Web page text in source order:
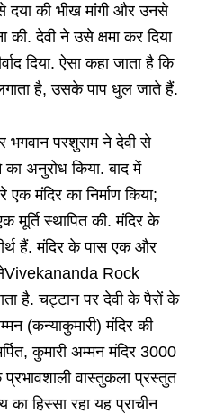
दया की भीख मांगी और उनसे
की. देवी ने उसे क्षमा कर दिया
दिया. ऐसा कहा जाता है कि
है, उसके पाप धुल जाते हैं.
परशुराम ने देवी से
अनुरोध किया. बाद में
मंदिर का निर्माण किया;
मूर्ति स्थापित की. मंदिर के
हैं. मंदिर के पास एक और
Rock
है. चट्टान पर देवी के पैरों के
(कन्याकुमारी) मंदिर की
कुमारी अम्मन मंदिर 3000
प्रभावशाली वास्तुकला प्रस्तुत
का हिस्सा रहा यह प्राचीन